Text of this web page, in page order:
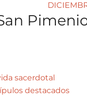
sacerdotal
destacados